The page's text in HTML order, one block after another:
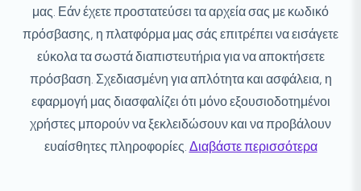
μας. Εάν έχετε προστατεύσει τα αρχεία σας με κωδικό
πρόσβασης, η πλατφόρμα μας σάς επιτρέπει να εισάγετε
εύκολα τα σωστά διαπιστευτήρια για να αποκτήσετε
πρόσβαση. Σχεδιασμένη για απλότητα και ασφάλεια, η
εφαρμογή μας διασφαλίζει ότι μόνο εξουσιοδοτημένοι
χρήστες μπορούν να ξεκλειδώσουν και να προβάλουν
ευαίσθητες πληροφορίες.Διαβάστε περισσότερα